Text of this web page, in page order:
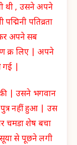
थी , उसने अपने
पतिव्रता
अपने सब
क्र लिए | अपने
|
की | उसने भगवान
पुत्र नहीं हुआ | उस
चमडा शेष बचा
से पूछने लगी